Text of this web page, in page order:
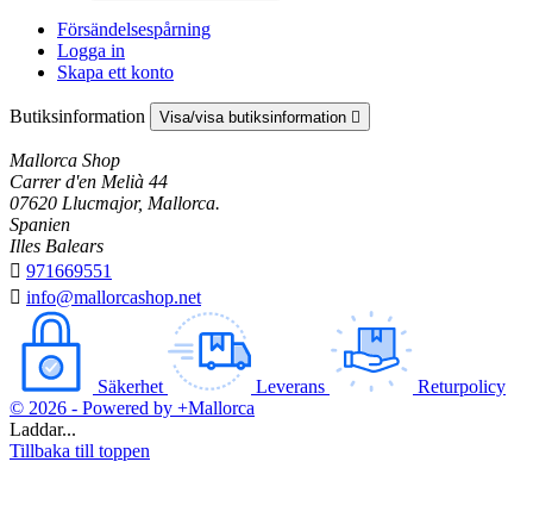
Försändelsespårning
Logga in
Skapa ett konto
Butiksinformation Visa/visa butiksinformation 
Mallorca Shop
Carrer d'en Melià 44
07620 Llucmajor, Mallorca.
Spanien
Illes Balears
 971669551
 info@mallorcashop.net
Säkerhet Leverans
Returpolicy
© 2026 - Powered by +Mallorca
Laddar...
Tillbaka till toppen